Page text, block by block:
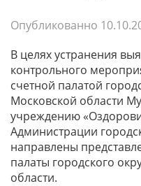
Опубликованно
В целях устранения
контрольного
счетной палатой
Московской области
учреждению
Администрации
направлены
палаты городского
области.